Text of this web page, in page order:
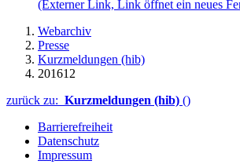
(Externer Link, Link öffnet ein neues
Webarchiv
Presse
Kurzmeldungen (hib)
201612
zurück zu: Kurzmeldungen (hib) ()
Barrierefreiheit
Datenschutz
Impressum